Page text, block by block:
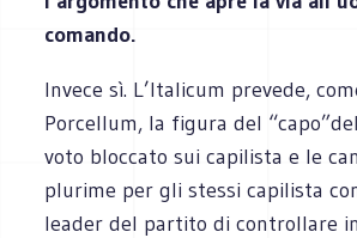
comando.
Invece sì. L’Italicum prevede,
Porcellum, la figura del
voto bloccato sui capilista e le
plurime per gli stessi capilista
leader del partito di controllare